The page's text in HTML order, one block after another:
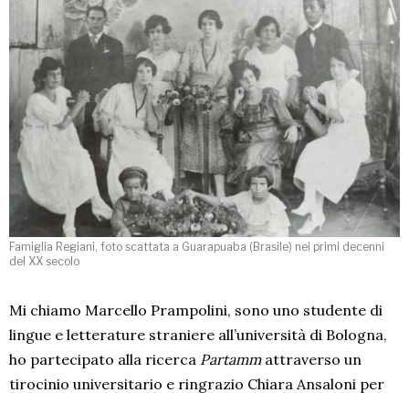
Famiglia Regiani, foto scattata a Guarapuaba (Brasile) nei primi decenni
del XX secolo
Mi chiamo Marcello Prampolini, sono uno studente di
lingue e letterature straniere all’università di Bologna,
ho partecipato alla ricerca Partamm attraverso un
tirocinio universitario e ringrazio Chiara Ansaloni per